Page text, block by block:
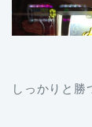
しっかりと勝